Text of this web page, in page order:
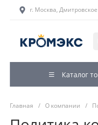
г. Москва,
Каталог
Главная / О компании /